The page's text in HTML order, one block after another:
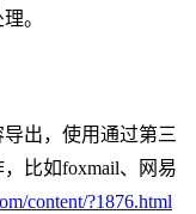
。
出，使用通过第三
比如foxmail、网易
content/?1876.html